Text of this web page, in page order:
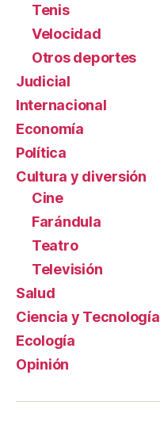
Tenis
Velocidad
Otros deportes
Judicial
Internacional
Economía
Política
Cultura y diversión
Cine
Farándula
Teatro
Televisión
Salud
Ciencia y Tecnología
Ecología
Opinión